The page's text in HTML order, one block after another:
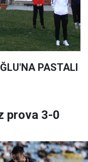
PASTALI
prova 3-0